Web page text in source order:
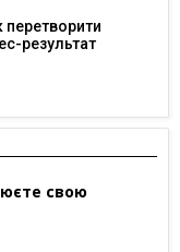
перетворити
результат
свою